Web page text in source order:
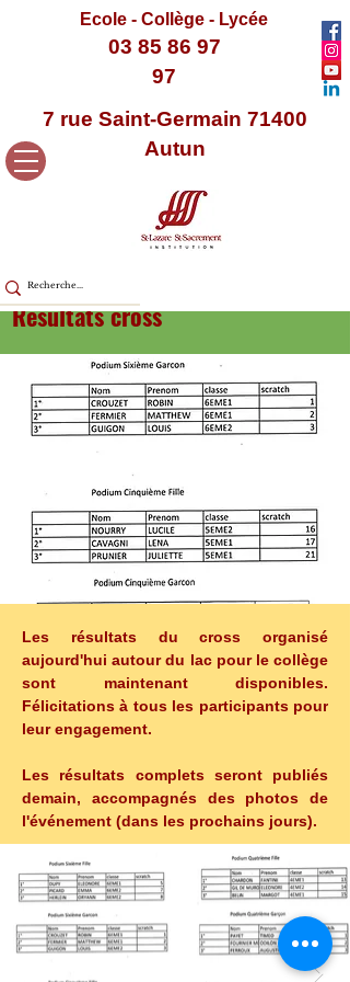
Ecole - Collège - Lycée
03 85 86 97
97
7 rue Saint-Germain 71400
Autun
Résultats cross
Les résultats du cross organisé
aujourd'hui autour du lac pour le collège
sont maintenant disponibles.
Félicitations à tous les participants pour
leur engagement.
Les résultats complets seront publiés
demain, accompagnés des photos de
l'événement (dans les prochains jours).